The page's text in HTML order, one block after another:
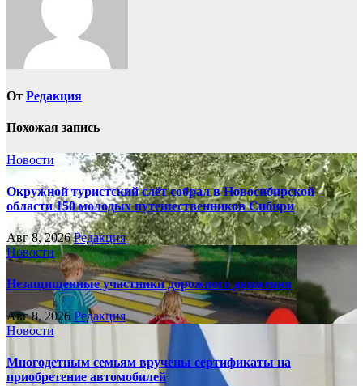
От Редакция
Похожая запись
Новости
Окружной туристский слёт собрал в Новосибирской
области 150 молодых путешественников Сибири
Авг 8, 2026Редакция
Новости
Незащищенные участники дорожного движения
Авг 8, 2026 Редакция
Новости
Многодетным семьям вручены сертификаты на
приобретение автомобилей